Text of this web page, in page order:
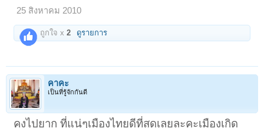
25 สิงหาคม 2010
ถูกใจ x2 ดูรายการ
คาคะ
เป็นที่รู้จักกันดี
คงไปยาก ที่แน่ๆเมืองไทยดีที่สุดเลยละคะเมืองเกิด